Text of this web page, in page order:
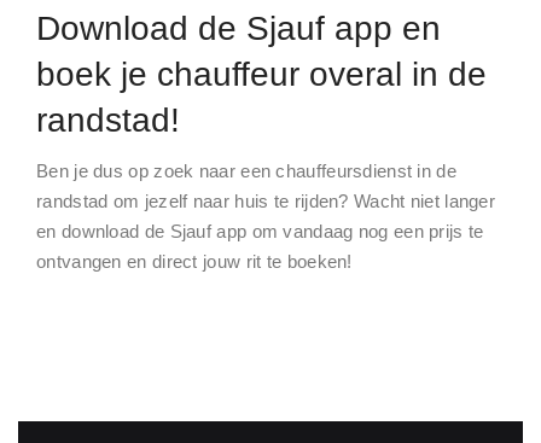
Download de Sjauf app en
boek je chauffeur overal in de
randstad!
Ben je dus op zoek naar een chauffeursdienst in de
randstad om jezelf naar huis te rijden? Wacht niet langer
en download de Sjauf app om vandaag nog een prijs te
ontvangen en direct jouw rit te boeken!